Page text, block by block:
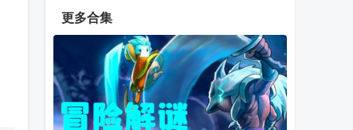
擦干净抖音小
游戏(Clean it)
安卓版
选技生存大乱
斗2手游
Car Tuning汽
车改装游戏
更多合集